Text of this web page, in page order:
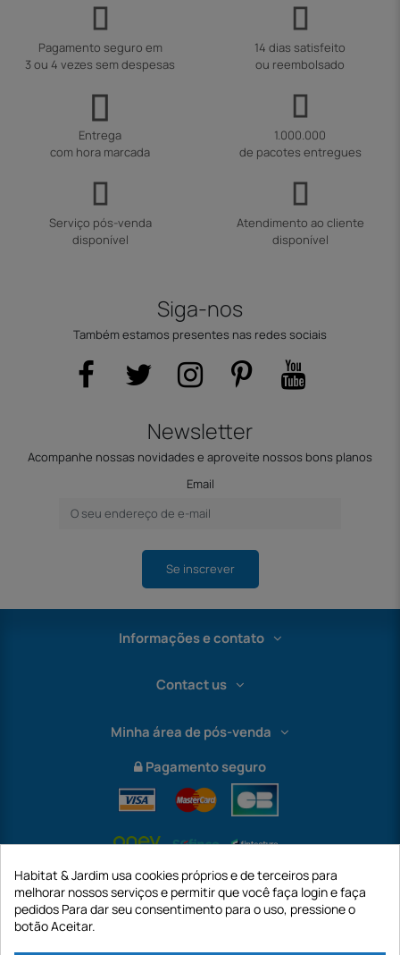
Pagamento seguro em
3 ou 4 vezes sem despesas
14 dias satisfeito
ou reembolsado
Entrega
com hora marcada
1.000.000
de pacotes entregues
Serviço pós-venda
disponível
Atendimento ao cliente
disponível
Siga-nos
Também estamos presentes nas redes sociais
Newsletter
Acompanhe nossas novidades e aproveite nossos bons planos
Email
Se inscrever
Informações e contato
Contact us
Minha área de pós-venda
Pagamento seguro
Habitat & Jardim usa cookies próprios e de terceiros para
melhorar nossos serviços e permitir que você faça login e faça
pedidos Para dar seu consentimento para o uso, pressione o
botão Aceitar.